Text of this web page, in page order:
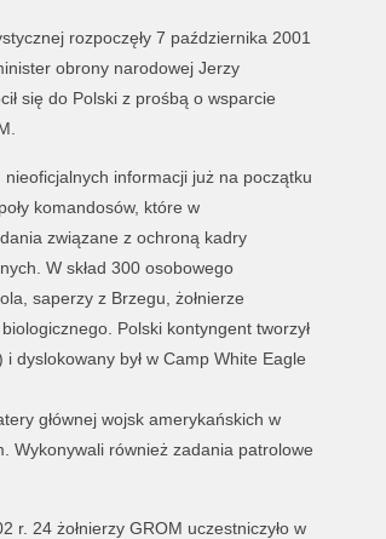
rozpoczęły 7 października 2001
obrony narodowej Jerzy
się do Polski z prośbą o wsparcie
informacji już na początku
komandosów, które w
związane z ochroną kadry
W skład 300 osobowego
saperzy z Brzegu, żołnierze
Polski kontyngent tworzył
dyslokowany był w Camp White Eagle
głównej wojsk amerykańskich w
Wykonywali również zadania patrolowe
r. 24 żołnierzy GROM uczestniczyło w